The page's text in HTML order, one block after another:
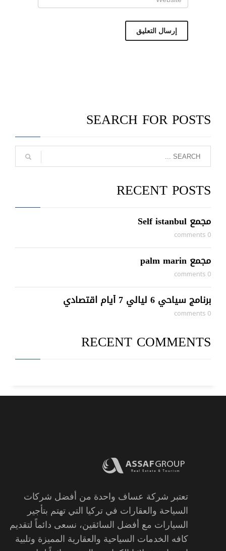
SEARCH FOR POSTS
RECENT POSTS
مجمع Self istanbul
0 comments
مجمع palm marin
0 comments
برنامج سياحي 6 ليالي 7 أيام اقتصادي
0 comments
RECENT COMMENTS
تعتبر شركة عساف واحدة من أفضل شركات
السياحة والعقارات في تركيا التي تهتم بتأجير
السيارات مع أفضل السائقين، نسعى دائماً لتقديم
كافه الخدمات السياحية والعقارية المميزة وتلبية